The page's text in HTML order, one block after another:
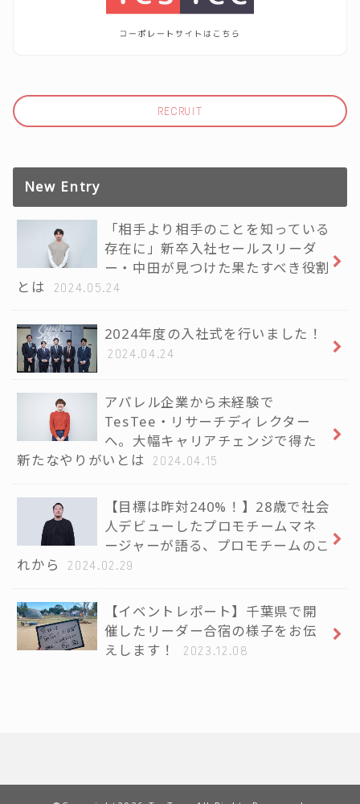
RECRUIT
New Entry
「相手より相手のことを知っている
存在に」新卒入社セールスリーダ
ー・中田が見つけた果たすべき役割
とは
2024.05.24
2024年度の入社式を行いました！
2024.04.24
アパレル企業から未経験で
TesTee・リサーチディレクター
へ。大幅キャリアチェンジで得た
新たなやりがいとは
2024.04.15
【目標は昨対240%！】28歳で社会
人デビューしたプロモチームマネ
ージャーが語る、プロモチームのこ
れから
2024.02.29
【イベントレポート】千葉県で開
催したリーダー合宿の様子をお伝
えします！
2023.12.08